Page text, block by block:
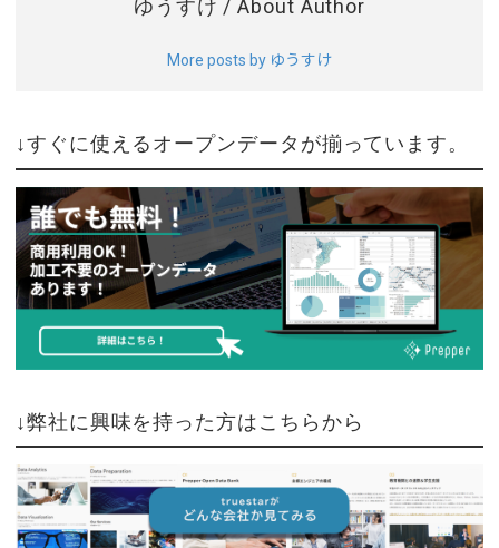
ゆうすけ / About Author
More posts by ゆうすけ
↓すぐに使えるオープンデータが揃っています。
↓弊社に興味を持った方はこちらから